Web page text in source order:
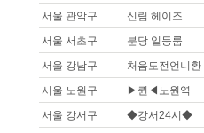
서울 관악구
신림 헤이즈
서울 서초구
분당 일등룸
서울 강남구
처음도전언니환
서울 노원구
▶퀸◀노원역
서울 강서구
◆강서24시◆